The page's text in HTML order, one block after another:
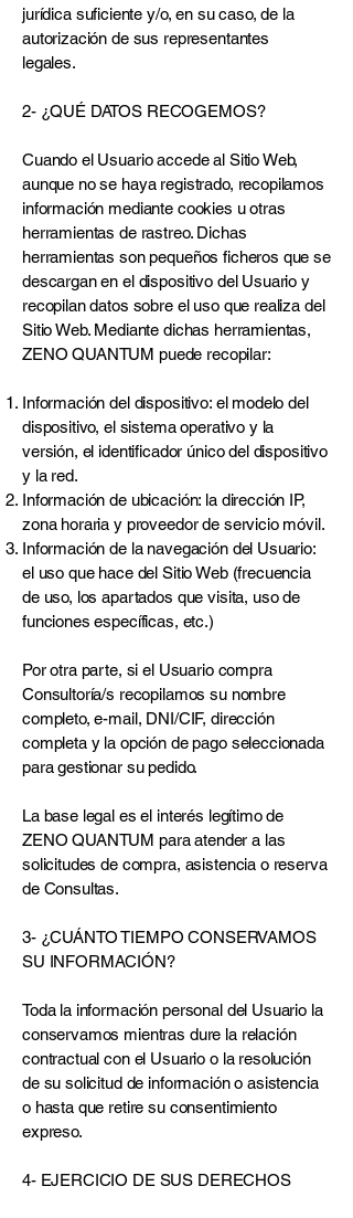
jurídica suficiente y/o, en su caso, de la
autorización de sus representantes
legales.
2- ¿QUÉ DATOS RECOGEMOS?
Cuando el Usuario accede al Sitio Web,
aunque no se haya registrado, recopilamos
información mediante cookies u otras
herramientas de rastreo. Dichas
herramientas son pequeños ficheros que se
descargan en el dispositivo del Usuario y
recopilan datos sobre el uso que realiza del
Sitio Web. Mediante dichas herramientas,
ZENO QUANTUM puede recopilar:
Información del dispositivo: el modelo del
dispositivo, el sistema operativo y la
versión, el identificador único del dispositivo
y la red.
Información de ubicación: la dirección IP,
zona horaria y proveedor de servicio móvil.
Información de la navegación del Usuario:
el uso que hace del Sitio Web (frecuencia
de uso, los apartados que visita, uso de
funciones específicas, etc.)
Por otra parte, si el Usuario compra
Consultoría/s recopilamos su nombre
completo, e-mail, DNI/CIF, dirección
completa y la opción de pago seleccionada
para gestionar su pedido.
La base legal es el interés legítimo de
ZENO QUANTUM para atender a las
solicitudes de compra, asistencia o reserva
de Consultas.
3- ¿CUÁNTO TIEMPO CONSERVAMOS
SU INFORMACIÓN?
Toda la información personal del Usuario la
conservamos mientras dure la relación
contractual con el Usuario o la resolución
de su solicitud de información o asistencia
o hasta que retire su consentimiento
expreso.
4- EJERCICIO DE SUS DERECHOS